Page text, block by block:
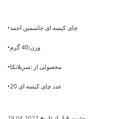
•چای کیسه ای جاسمین احمد
•وزن:40 گرم
•محصولی از :سریلانکا
•20 عدد چای کیسه ای